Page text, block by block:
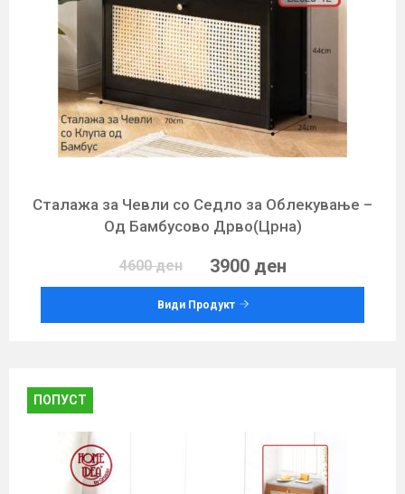
Сталажа за Чевли со Седло за Облекување –
Од Бамбусово Дрво(Црна)
4600 ден 3900 ден
Види Продукт
ПОПУСТ